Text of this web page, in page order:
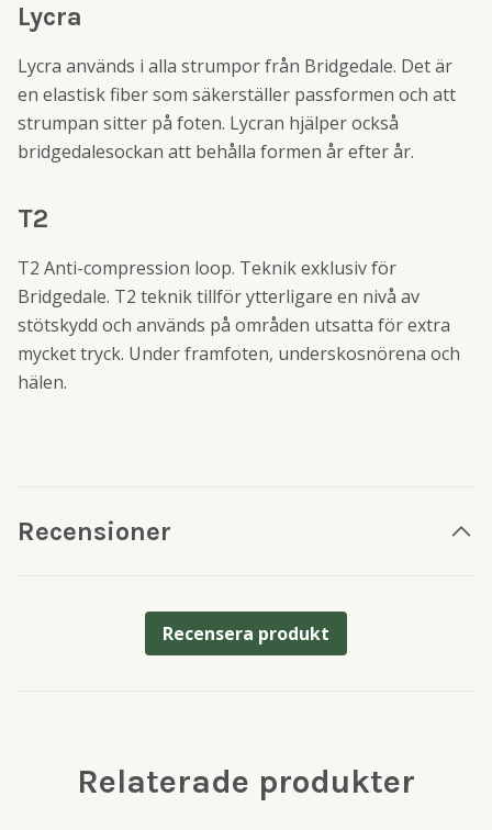
Lycra
Lycra används i alla strumpor från Bridgedale. Det är
en elastisk fiber som säkerställer passformen och att
strumpan sitter på foten. Lycran hjälper också
bridgedalesockan att behålla formen år efter år.
T2
T2 Anti-compression loop. Teknik exklusiv för
Bridgedale. T2 teknik tillför ytterligare en nivå av
stötskydd och används på områden utsatta för extra
mycket tryck. Under framfoten, underskosnörena och
hälen.
Recensioner
Recensera produkt
Relaterade produkter